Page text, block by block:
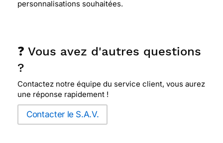
personnalisations souhaitées.
❓ Vous avez d'autres questions
?
Contactez notre équipe du service client, vous aurez
une réponse rapidement !
Contacter le S.A.V.